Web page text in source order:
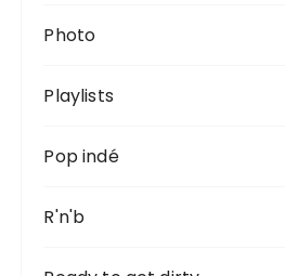
Photo
Playlists
Pop indé
R'n'b